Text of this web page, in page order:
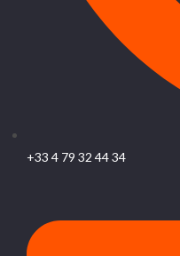
+33 4 79 32 44 34